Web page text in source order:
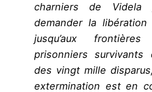
charniers de Videla
demander la
jusqu’aux
prisonniers survivants
des vingt mille
extermination est en